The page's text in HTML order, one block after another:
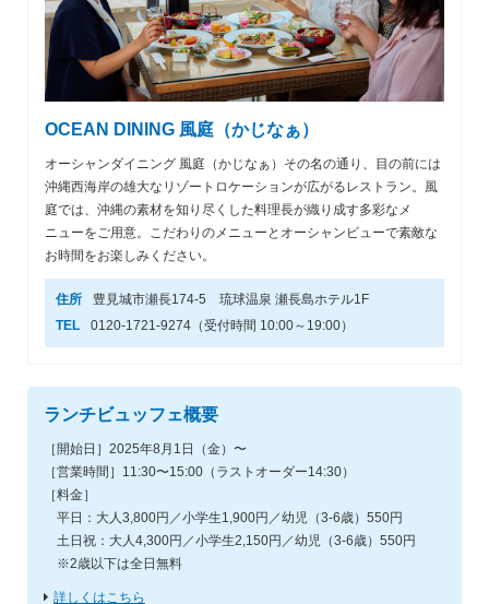
OCEAN DINING 風庭（かじなぁ）
オーシャンダイニング 風庭（かじなぁ）その名の通り、目の前には
沖縄西海岸の雄大なリゾートロケーションが広がるレストラン。風
庭では、沖縄の素材を知り尽くした料理長が織り成す多彩なメ
ニューをご用意。こだわりのメニューとオーシャンビューで素敵な
お時間をお楽しみください。
住所
豊見城市瀬長174-5 琉球温泉 瀬長島ホテル1F
TEL
0120-1721-9274（受付時間 10:00～19:00）
ランチビュッフェ概要
［開始日］2025年8月1日（金）〜
［営業時間］11:30〜15:00（ラストオーダー14:30）
［料金］
平日：大人3,800円／小学生1,900円／幼児（3-6歳）550円
土日祝：大人4,300円／小学生2,150円／幼児（3-6歳）550円
※2歳以下は全日無料
詳しくはこちら